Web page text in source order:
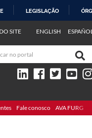
LEGISLAÇÃO
ENGLISH ESPAÑOL
SITE
Fale conosco AVA FURG